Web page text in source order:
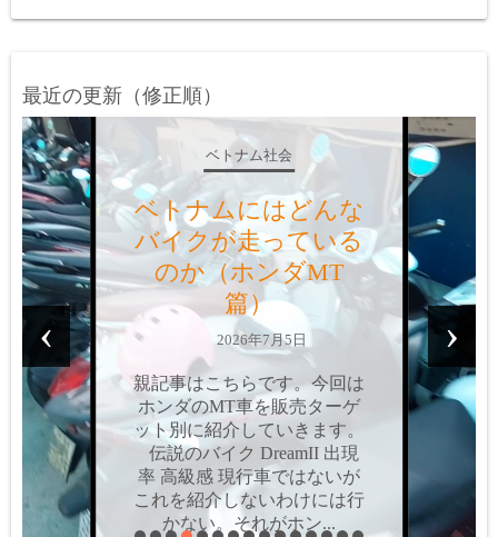
最近の更新（修正順）
ベトナム社会
ベトナムにはどんな
バイクが走っている
のか？（ホンダAT
篇）
2026年6月9日
親記事はこちらです。今回は
ホンダのAT車を、販売ター
ゲット別に紹介していきま
す。個人的にはAT車って嫌
いなんですよね。操作感の問
題や値段の問題だけではな
く、最大の難点は「両手を離
‹ ›